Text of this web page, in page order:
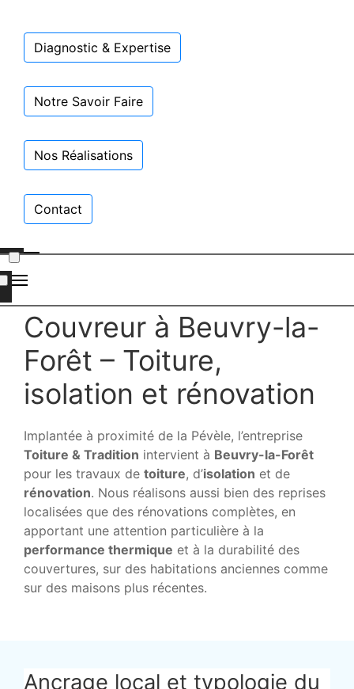
Diagnostic & Expertise
Notre Savoir Faire
Nos Réalisations
Contact
Couvreur à Beuvry-la-
Forêt – Toiture,
isolation et rénovation
Implantée à proximité de la Pévèle, l’entreprise
Toiture & Tradition intervient à Beuvry-la-Forêt
pour les travaux de toiture, d’isolation et de
rénovation. Nous réalisons aussi bien des reprises
localisées que des rénovations complètes, en
apportant une attention particulière à la
performance thermique et à la durabilité des
couvertures, sur des habitations anciennes comme
sur des maisons plus récentes.
Ancrage local et typologie du